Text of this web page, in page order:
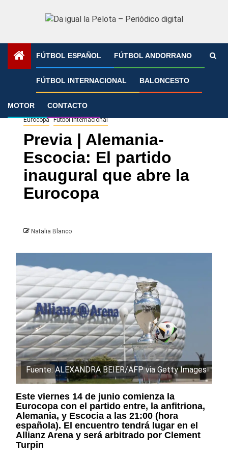
FÚTBOL ESPAÑOL FÚTBOL ANDORRANO
FÚTBOL INTERNACIONAL BALONCESTO
MOTOR CONTACTO
»
Eurocopa Fútbol Internacional
Previa | Alemania-
Escocia: El partido
inaugural que abre la
Eurocopa
Natalia Blanco
Fuente: ALEXANDRA BEIER/AFP via Getty Images
Este viernes 14 de junio comienza la
Eurocopa con el partido entre, la anfitriona,
Alemania, y Escocia a las 21:00 (hora
española). El encuentro tendrá lugar en el
Allianz Arena y será arbitrado por Clement
Turpin